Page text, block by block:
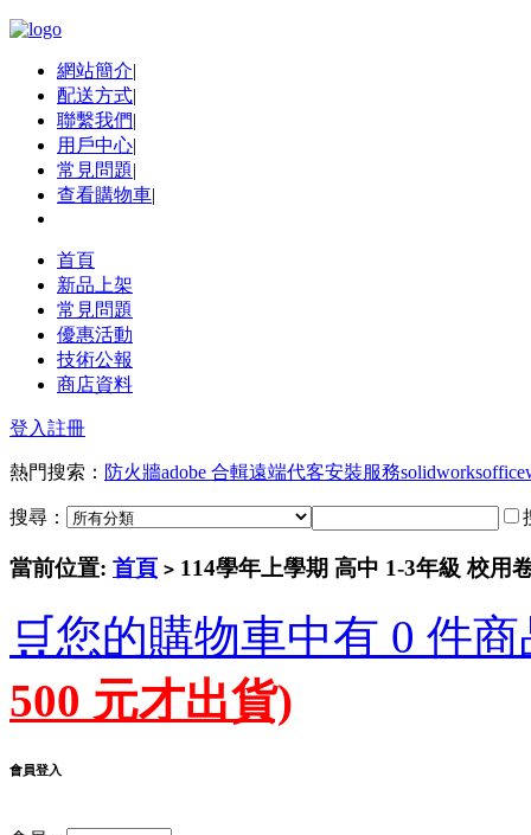
網站簡介|
配送方式|
聯繫我們|
用戶中心|
常見問題|
查看購物車|
首頁
新品上架
常見問題
優惠活動
技術公報
商店資料
登入註冊
熱門搜索： 防火牆adobe 合輯遠端代客安裝服務solidworksoffice
搜尋：
當前位置: 首頁 > 114學年上學期 高中 1-3年級 校用
🛒您的購物車中有 0 件
500 元才出貨)
會員登入